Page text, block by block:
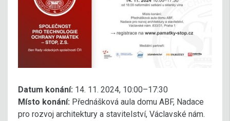
Datum konání: 14. 11. 2024, 10:00–17:30
Místo konání: Přednášková aula domu ABF, Nadace
pro rozvoj architektury a stavitelství, Václavské nám.